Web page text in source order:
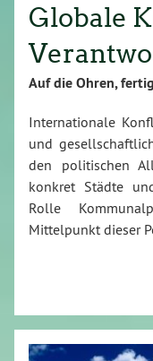
Globale
Auf die Ohren,
Internationale
und
den politischen
konkret Städte
Rolle
Mittelpunkt dieser